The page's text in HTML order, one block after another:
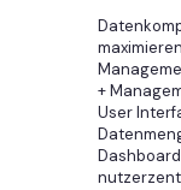
+
User